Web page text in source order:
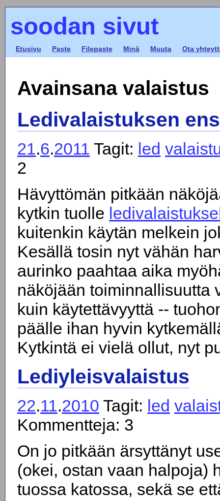
soodan sivut
Etusivu Paste Filepaste Minä Muuta Ota
Avainsana valaistus
Ledivalaistuksen
21.6.2011 Tagit: led
2
Hävyttömän pitkään
kytkin tuolle
kuitenkin käytän melkein
Kesällä tosin nyt vähän
aurinko paahtaa aika
näköjään toiminnallisuutta
kuin käytettävyyttä --
päälle ihan hyvin
Kytkintä ei vielä ollut, nyt
Lediyleisvalaistus
22.11.2010 Tagit: led
Kommentteja: 3
On jo pitkään ärsyttänyt
(okei, ostan vaan halpoja)
tuossa katossa, sekä se